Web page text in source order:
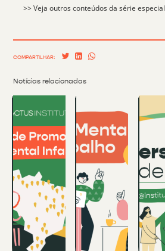
>> Veja outros conteúdos da série especial
COMPARTILHAR:
Notícias relacionadas